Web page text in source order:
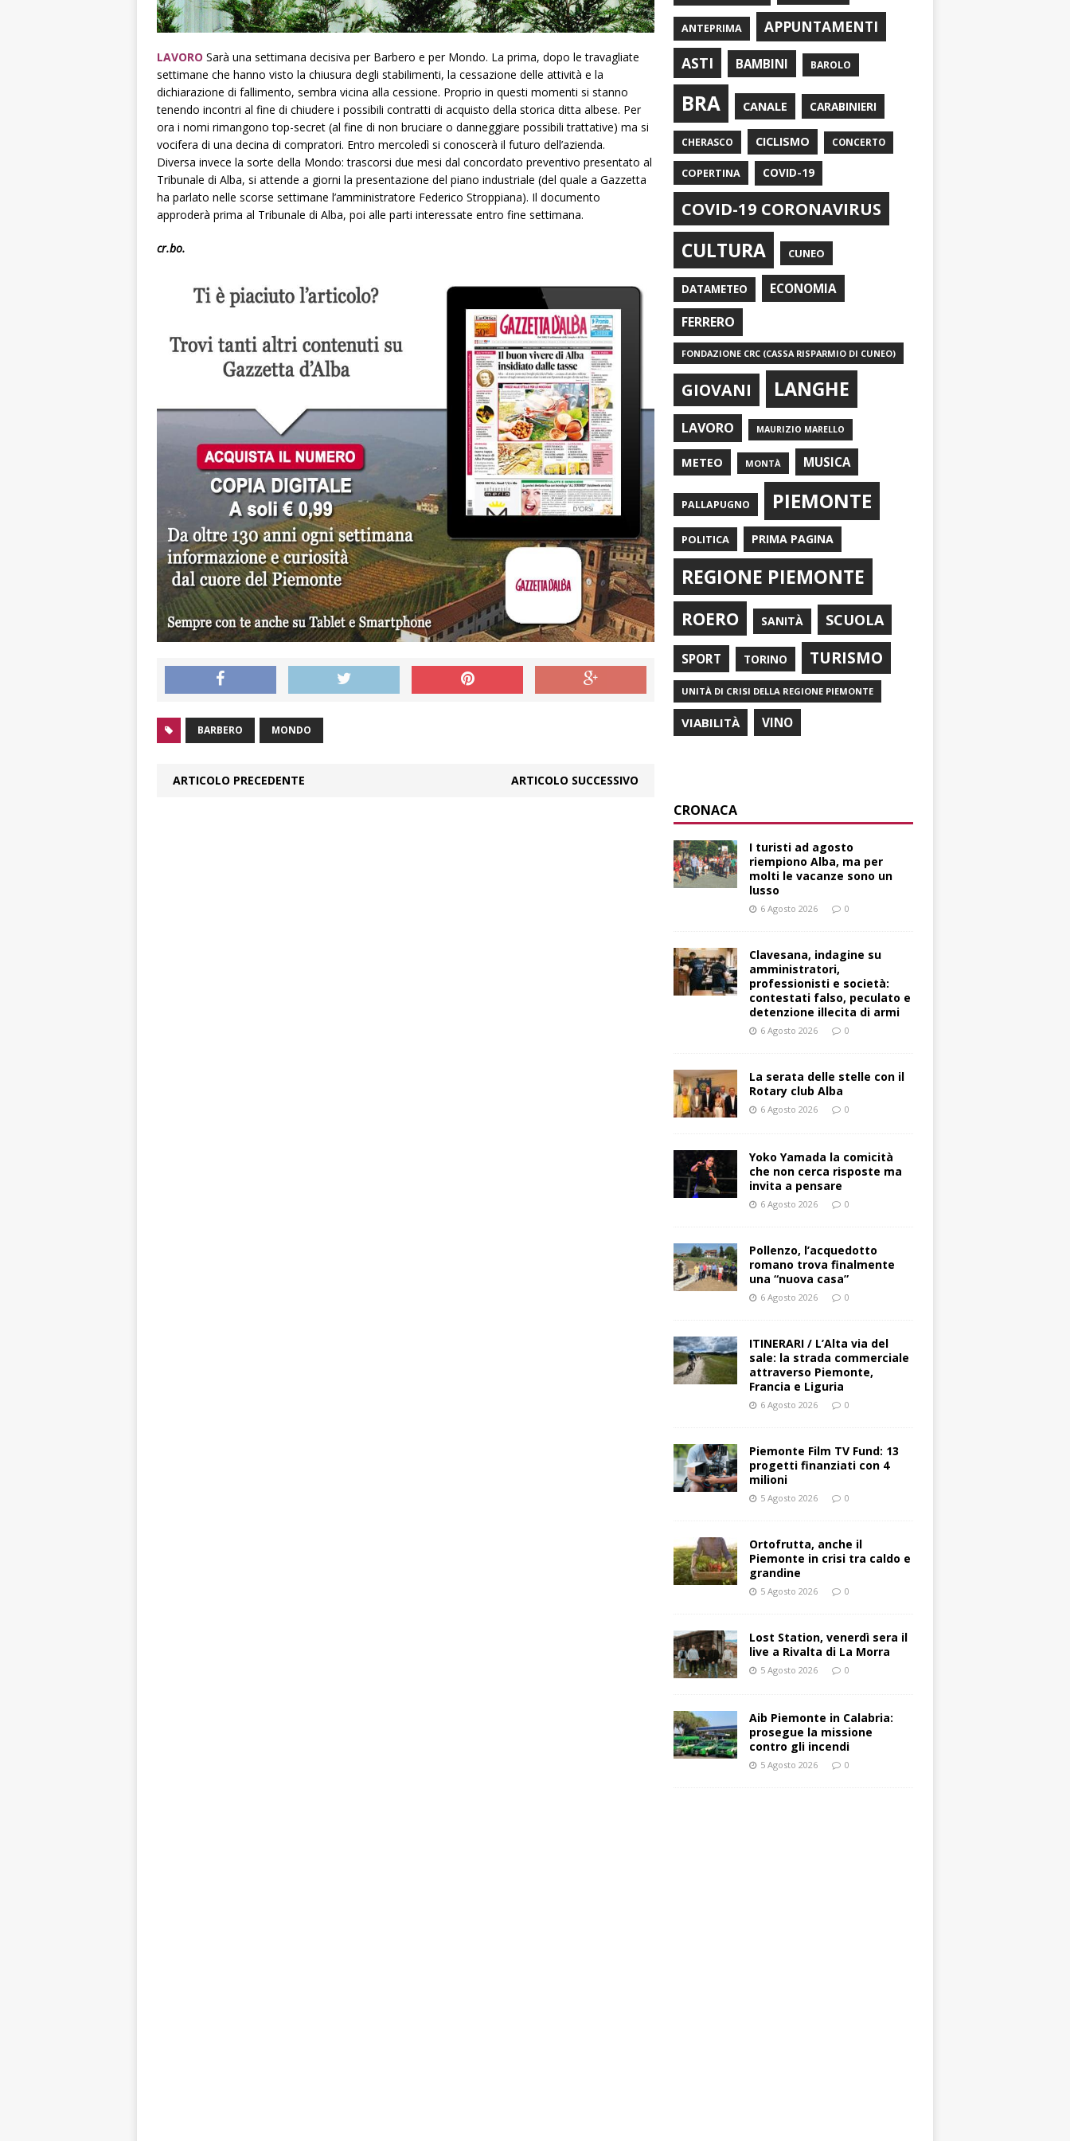
LAVORO Sarà una settimana decisiva per Barbero e per Mondo. La prima, dopo le travagliate
settimane che hanno visto la chiusura degli stabilimenti, la cessazione delle attività e la
dichiarazione di fallimento, sembra vicina alla cessione. Proprio in questi momenti si stanno
tenendo incontri al fine di chiudere i possibili contratti di acquisto della storica ditta albese. Per
ora i nomi rimangono top-secret (al fine di non bruciare o danneggiare possibili trattative) ma si
vocifera di una decina di compratori. Entro mercoledì si conoscerà il futuro dell’azienda.
Diversa invece la sorte della Mondo: trascorsi due mesi dal concordato preventivo presentato al
Tribunale di Alba, si attende a giorni la presentazione del piano industriale (del quale a Gazzetta
ha parlato nelle scorse settimane l’amministratore Federico Stroppiana). Il documento
approderà prima al Tribunale di Alba, poi alle parti interessate entro fine settimana.
cr.bo.
BARBERO MONDO
ARTICOLO PRECEDENTE ARTICOLO SUCCESSIVO
ANTEPRIMA
APPUNTAMENTI
ASTI
BAMBINI BAROLO
BRA CANALE CARABINIERI
CHERASCO CICLISMO CONCERTO
COPERTINA COVID-19
COVID-19 CORONAVIRUS
CULTURA CUNEO
DATAMETEO ECONOMIA
FERRERO
FONDAZIONE CRC (CASSA RISPARMIO DI CUNEO)
GIOVANI LANGHE
LAVORO MAURIZIO MARELLO
METEO MONTÀ MUSICA
PALLAPUGNO PIEMONTE
POLITICA PRIMA PAGINA
REGIONE PIEMONTE
ROERO SANITÀ SCUOLA
SPORT TORINO TURISMO
UNITÀ DI CRISI DELLA REGIONE PIEMONTE
VIABILITÀ VINO
CRONACA
I turisti ad agosto
riempiono Alba, ma per
molti le vacanze sono un
lusso
6 Agosto 2026 0
Clavesana, indagine su
amministratori,
professionisti e società:
contestati falso, peculato e
detenzione illecita di armi
6 Agosto 2026 0
La serata delle stelle con il
Rotary club Alba
6 Agosto 2026 0
Yoko Yamada la comicità
che non cerca risposte ma
invita a pensare
6 Agosto 2026 0
Pollenzo, l’acquedotto
romano trova finalmente
una “nuova casa”
6 Agosto 2026 0
ITINERARI / L’Alta via del
sale: la strada commerciale
attraverso Piemonte,
Francia e Liguria
6 Agosto 2026 0
Piemonte Film TV Fund: 13
progetti finanziati con 4
milioni
5 Agosto 2026 0
Ortofrutta, anche il
Piemonte in crisi tra caldo e
grandine
5 Agosto 2026 0
Lost Station, venerdì sera il
live a Rivalta di La Morra
5 Agosto 2026 0
Aib Piemonte in Calabria:
prosegue la missione
contro gli incendi
5 Agosto 2026 0